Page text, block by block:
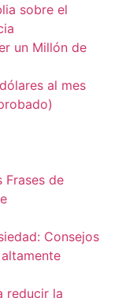
sobre el
un Millón de
al mes
Frases de
Consejos
reducir la